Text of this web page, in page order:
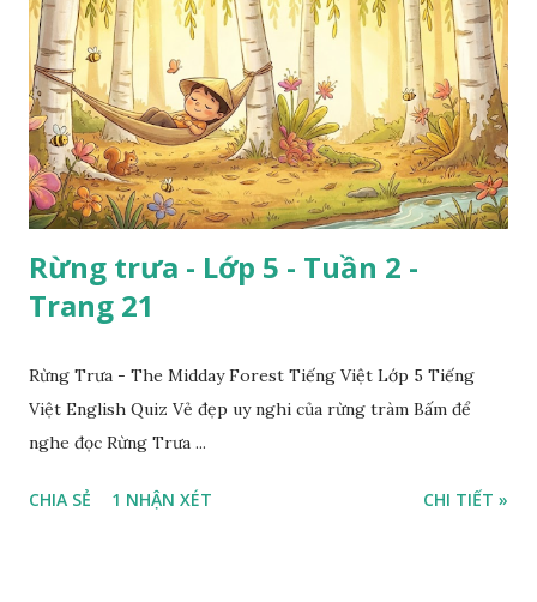
Rừng trưa - Lớp 5 - Tuần 2 -
Trang 21
Rừng Trưa - The Midday Forest Tiếng Việt Lớp 5 Tiếng
Việt English Quiz Vẻ đẹp uy nghi của rừng tràm Bấm để
nghe đọc Rừng Trưa ...
CHIA SẺ 1 NHẬN XÉT CHI TIẾT »